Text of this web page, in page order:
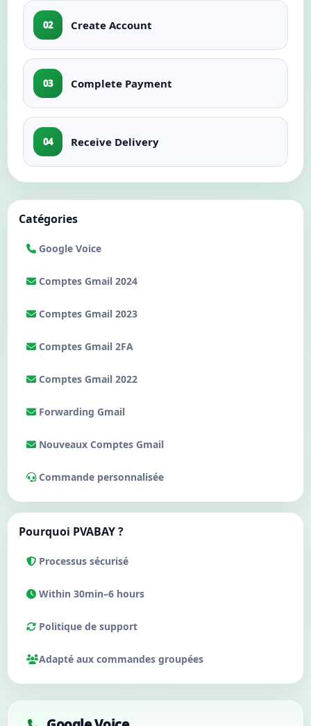
Nouveaux Comptes Gmail
02 Create Account
03 Complete Payment
04 Receive Delivery
Catégories
Google Voice
Comptes Gmail 2024
Comptes Gmail 2023
Comptes Gmail 2FA
Comptes Gmail 2022
Forwarding Gmail
Nouveaux Comptes Gmail
Commande personnalisée
Pourquoi PVABAY ?
Processus sécurisé
Within 30min–6 hours
Politique de support
Adapté aux commandes groupées